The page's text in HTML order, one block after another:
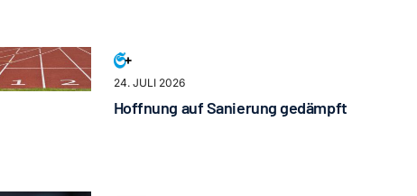
24. JULI 2026
Hoffnung auf Sanierung gedämpft